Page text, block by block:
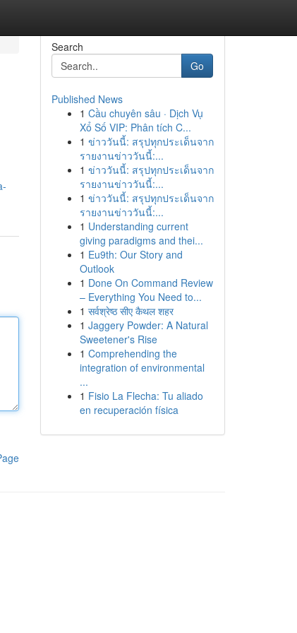
Search
Go
Published News
1 Cầu chuyên sâu · Dịch Vụ
Xổ Số VIP: Phân tích C...
1 ข่าววันนี้: สรุปทุกประเด็นจาก
รายงานข่าววันนี้:...
1 ข่าววันนี้: สรุปทุกประเด็นจาก
รายงานข่าววันนี้:...
1 ข่าววันนี้: สรุปทุกประเด็นจาก
รายงานข่าววันนี้:...
1 Understanding current
giving paradigms and thei...
1 Eu9th: Our Story and
Outlook
1 Done On Command Review
– Everything You Need to...
1 सर्वश्रेष्ठ सीए कैथल शहर
1 Jaggery Powder: A Natural
Sweetener's Rise
1 Comprehending the
integration of environmental
...
1 Fisio La Flecha: Tu aliado
en recuperación física